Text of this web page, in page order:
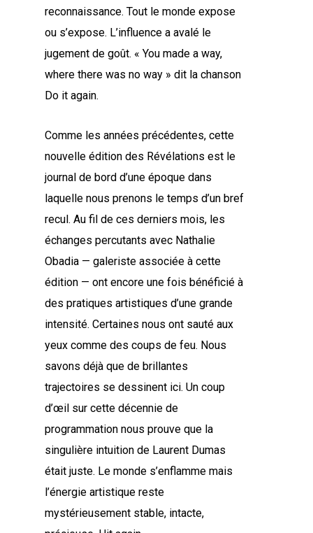
reconnaissance. Tout le monde expose
ou s’expose. L’influence a avalé le
jugement de goût. « You made a way,
where there was no way » dit la chanson
Do it again.
Comme les années précédentes, cette
nouvelle édition des Révélations est le
journal de bord d’une époque dans
laquelle nous prenons le temps d’un bref
recul. Au fil de ces derniers mois, les
échanges percutants avec Nathalie
Obadia — galeriste associée à cette
édition — ont encore une fois bénéficié à
des pratiques artistiques d’une grande
intensité. Certaines nous ont sauté aux
yeux comme des coups de feu. Nous
savons déjà que de brillantes
trajectoires se dessinent ici. Un coup
d’œil sur cette décennie de
programmation nous prouve que la
singulière intuition de Laurent Dumas
était juste. Le monde s’enflamme mais
l’énergie artistique reste
mystérieusement stable, intacte,